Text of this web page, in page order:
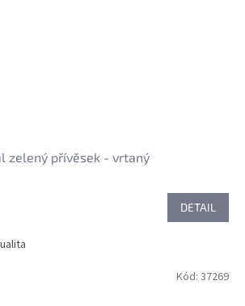
zelený přívěsek - vrtaný
DETAIL
Kód: 37269